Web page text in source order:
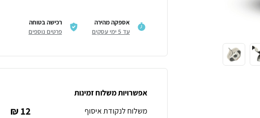
אספקה מהירה
עד 5 ימי עסקים
רכישה בטוחה
פרטים נוספים
אפשרויות משלוח זמינות
משלוח לנקודת איסוף
12 ₪